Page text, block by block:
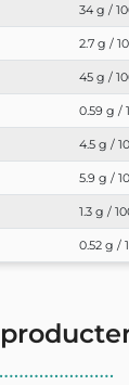
34 g /
2.7 g /
45 g /
0.59 g /
4.5 g /
5.9 g /
1.3 g /
0.52 g /